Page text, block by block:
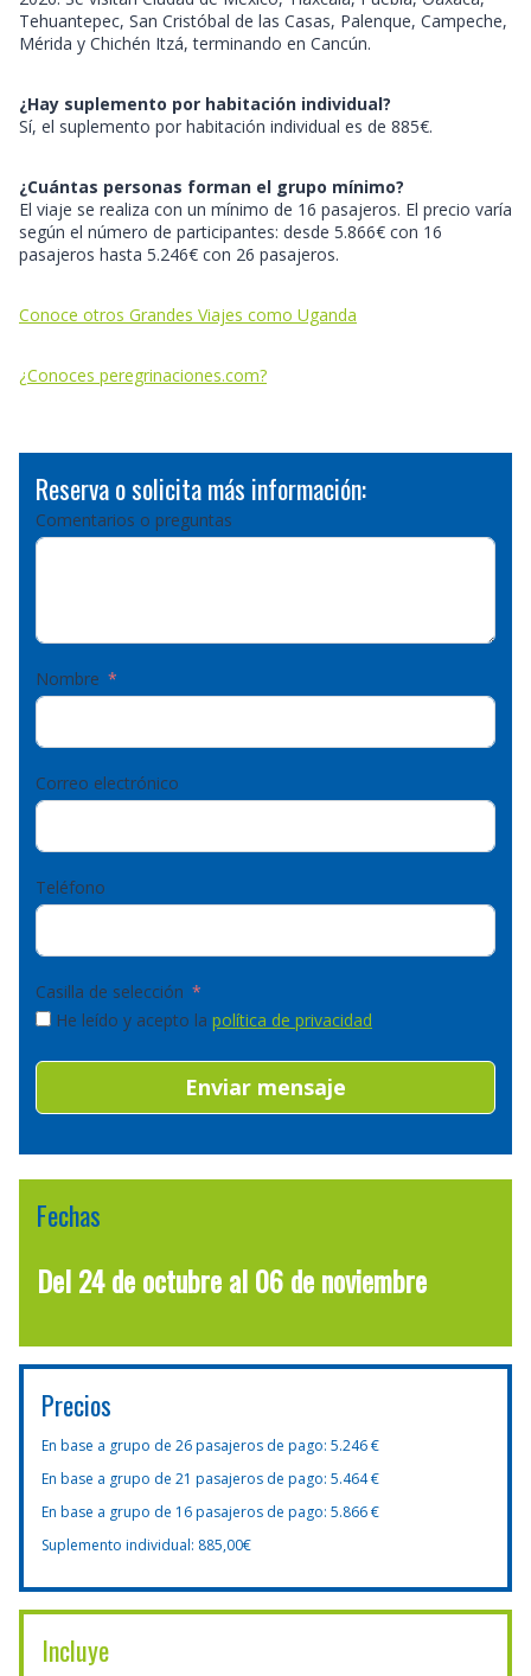
Tehuantepec, San Cristóbal de las Casas, Palenque, Campeche,
Mérida y Chichén Itzá, terminando en Cancún.
¿Hay suplemento por habitación individual?
Sí, el suplemento por habitación individual es de 885€.
¿Cuántas personas forman el grupo mínimo?
El viaje se realiza con un mínimo de 16 pasajeros. El precio varía
según el número de participantes: desde 5.866€ con 16
pasajeros hasta 5.246€ con 26 pasajeros.
Conoce otros Grandes Viajes como Uganda
¿Conoces peregrinaciones.com?
Reserva o solicita más información:
Comentarios o preguntas
Nombre
Correo electrónico
Teléfono
Casilla de selección
He leído y acepto la política de privacidad
Enviar mensaje
Fechas
Del 24 de octubre al 06 de noviembre
Precios
En base a grupo de 26 pasajeros de pago: 5.246 €
En base a grupo de 21 pasajeros de pago: 5.464 €
En base a grupo de 16 pasajeros de pago: 5.866 €
Suplemento individual: 885,00€
Incluye